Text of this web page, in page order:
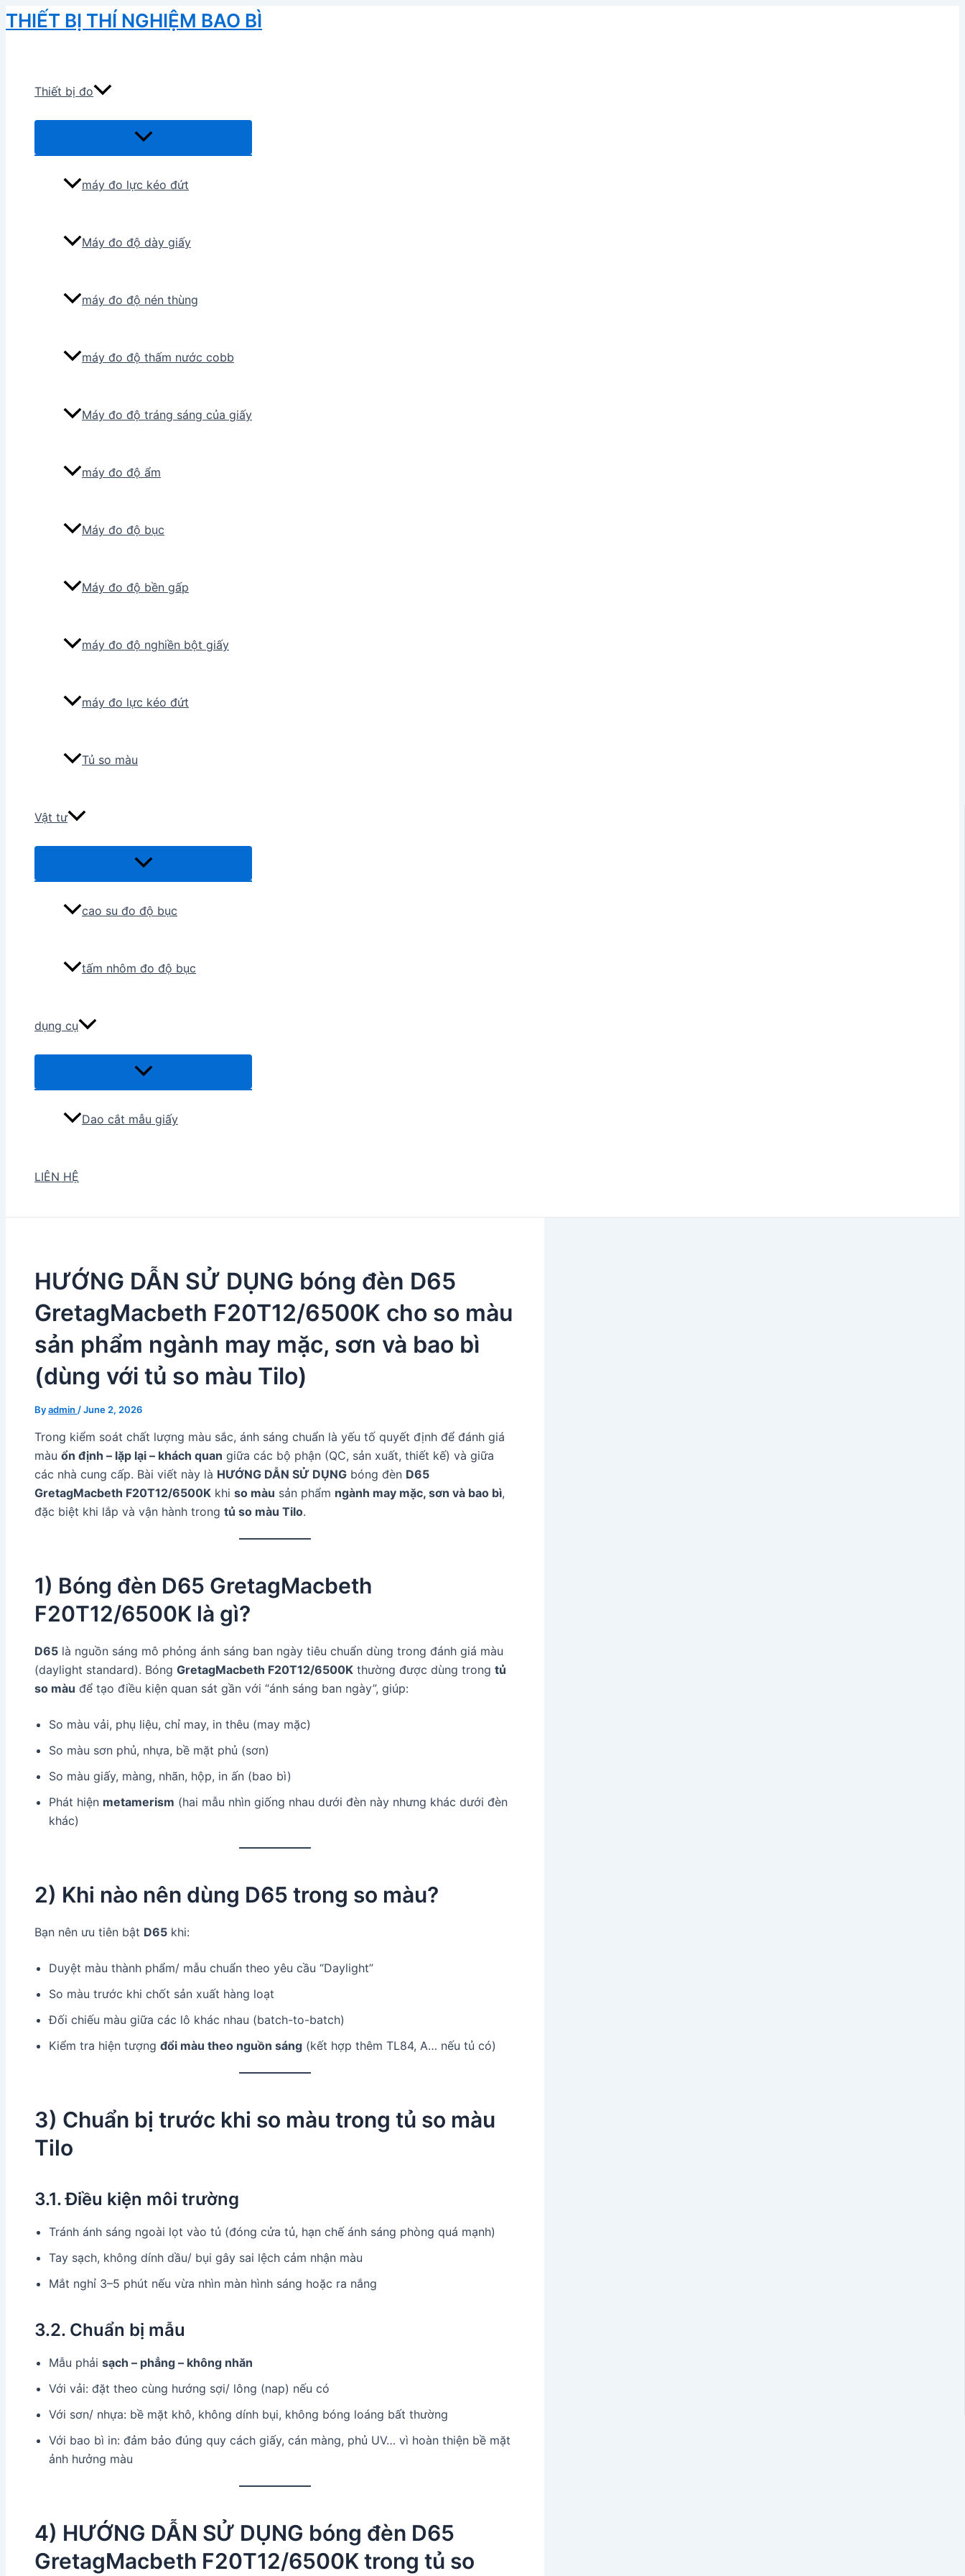
Skip
to
THIẾT BỊ THÍ NGHIỆM BAO BÌ
Thiết bị đo
Menu
máy đo lực kéo đứt
Máy đo độ dày giấy
máy đo độ nén thùng
máy đo độ thấm nước cobb
Máy đo độ tráng sáng của giấy
máy đo độ ẩm
Máy đo độ bục
Máy đo độ bền gấp
máy đo độ nghiền bột giấy
máy đo lực kéo đứt
Tủ so màu
Vật tư
Menu
cao su đo độ bục
tấm nhôm đo độ bục
dụng cụ
Menu
Dao cắt mẫu giấy
LIÊN HỆ
HƯỚNG DẪN SỬ DỤNG bóng đèn D65
GretagMacbeth F20T12/6500K cho so màu
sản phẩm ngành may mặc, sơn và bao bì
(dùng với tủ so màu Tilo)
Byadmin /June 2, 2026
Trong kiểm soát chất lượng màu sắc, ánh sáng chuẩn là yếu tố quyết định để đánh giá
màu ổn định – lặp lại – khách quan giữa các bộ phận (QC, sản xuất, thiết kế) và giữa
các nhà cung cấp. Bài viết này là HƯỚNG DẪN SỬ DỤNG bóng đèn D65
GretagMacbeth F20T12/6500K khi so màu sản phẩm ngành may mặc, sơn và bao bì,
đặc biệt khi lắp và vận hành trong tủ so màu Tilo.
1) Bóng đèn D65 GretagMacbeth
F20T12/6500K là gì?
D65 là nguồn sáng mô phỏng ánh sáng ban ngày tiêu chuẩn dùng trong đánh giá màu
(daylight standard). Bóng GretagMacbeth F20T12/6500K thường được dùng trong tủ
so màu để tạo điều kiện quan sát gần với “ánh sáng ban ngày”, giúp:
So màu vải, phụ liệu, chỉ may, in thêu (may mặc)
So màu sơn phủ, nhựa, bề mặt phủ (sơn)
So màu giấy, màng, nhãn, hộp, in ấn (bao bì)
Phát hiện metamerism (hai mẫu nhìn giống nhau dưới đèn này nhưng khác dưới đèn
khác)
2) Khi nào nên dùng D65 trong so màu?
Bạn nên ưu tiên bật D65 khi:
Duyệt màu thành phẩm/ mẫu chuẩn theo yêu cầu “Daylight”
So màu trước khi chốt sản xuất hàng loạt
Đối chiếu màu giữa các lô khác nhau (batch-to-batch)
Kiểm tra hiện tượng đổi màu theo nguồn sáng (kết hợp thêm TL84, A… nếu tủ có)
3) Chuẩn bị trước khi so màu trong tủ so màu
Tilo
3.1. Điều kiện môi trường
Tránh ánh sáng ngoài lọt vào tủ (đóng cửa tủ, hạn chế ánh sáng phòng quá mạnh)
Tay sạch, không dính dầu/ bụi gây sai lệch cảm nhận màu
Mắt nghỉ 3–5 phút nếu vừa nhìn màn hình sáng hoặc ra nắng
3.2. Chuẩn bị mẫu
Mẫu phải sạch – phẳng – không nhăn
Với vải: đặt theo cùng hướng sợi/ lông (nap) nếu có
Với sơn/ nhựa: bề mặt khô, không dính bụi, không bóng loáng bất thường
Với bao bì in: đảm bảo đúng quy cách giấy, cán màng, phủ UV… vì hoàn thiện bề mặt
ảnh hưởng màu
4) HƯỚNG DẪN SỬ DỤNG bóng đèn D65
GretagMacbeth F20T12/6500K trong tủ so